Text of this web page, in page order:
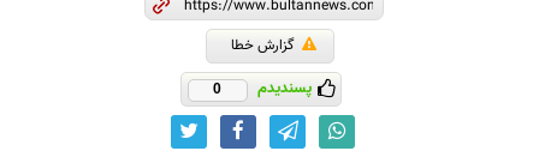
گزارش خطا
پسندیدم 0